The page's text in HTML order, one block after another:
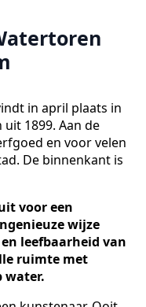
in april plaats in
1899. Aan de
en voor velen
De binnenkant is
voor een
wijze
leefbaarheid van
ruimte met
water.